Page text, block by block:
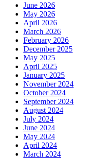
June 2026
May 2026
April 2026
March 2026
February 2026
December 2025
May 2025
April 2025
January 2025
November 2024
October 2024
September 2024
August 2024
July 2024
June 2024
May 2024
April 2024
March 2024